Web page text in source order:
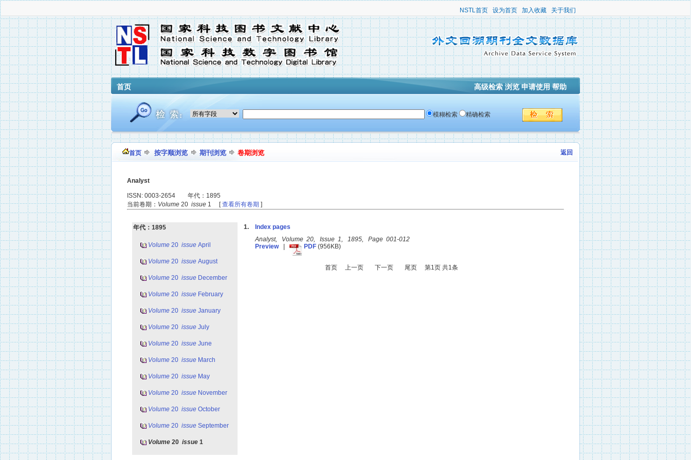
NSTL首页 设为首页 加入收藏 关于我们
首页 高级检索 浏览 申请使用 帮助
模糊检索 精确检索
首页 按字顺浏览 期刊浏览 卷期浏览 返回
Analyst
ISSN: 0003-2654 年代：1895
当前卷期： Volume 20 issue 1 [查看所有卷期 ]
年代：1895
Volume 20 issue April
Volume 20 issue August
Volume 20 issue December
Volume 20 issue February
Volume 20 issue January
Volume 20 issue July
Volume 20 issue June
Volume 20 issue March
Volume 20 issue May
Volume 20 issue November
Volume 20 issue October
Volume 20 issue September
Volume 20 issue 1
1.
Index pages
Analyst, Volume 20, Issue 1, 1895, Page 001-012
Preview| PDF (956KB)
首页 上一页 下一页 尾页 第1页 共1条